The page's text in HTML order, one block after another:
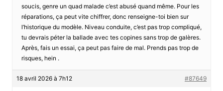
soucis, genre un quad malade c’est abusé quand même. Pour les
réparations, ça peut vite chiffrer, donc renseigne-toi bien sur
l’historique du modèle. Niveau conduite, c’est pas trop compliqué,
tu devrais péter la ballade avec tes copines sans trop de galères.
Après, fais un essai, ça peut pas faire de mal. Prends pas trop de
risques, hein .
18 avril 2026 à 7h12 #87649